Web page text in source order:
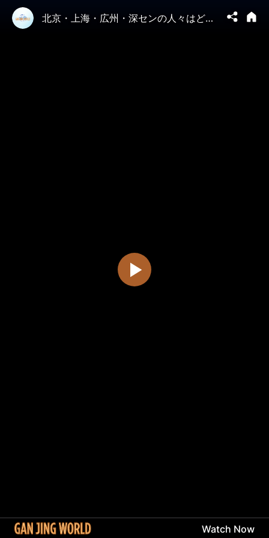
北京・上海・広州・深センの人々はどこへ行ったのか？
Watch Now